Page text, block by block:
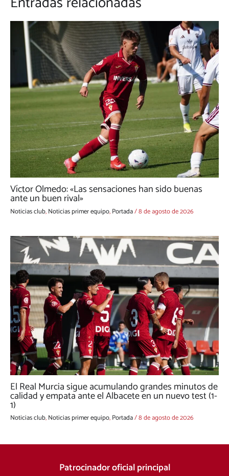
Víctor Olmedo: «Las sensaciones han sido buenas
ante un buen rival»
Noticias club,Noticias primer equipo,Portada/8 de agosto de 2026
El Real Murcia sigue acumulando grandes minutos de
calidad y empata ante el Albacete en un nuevo test (1-
1)
Noticias club,Noticias primer equipo,Portada/8 de agosto de 2026
Patrocinador oficial principal